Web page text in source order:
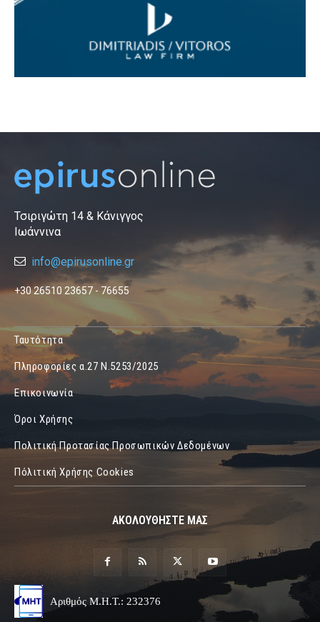
Τσιριγώτη 14 & Κάνιγγος
Ιωάννινα
info@epirusonline.gr
+30 26510 23657 - 76655
Ταυτότητα
Πληροφορίες α.27 Ν.5253/2025
Επικοινωνία
Όροι Χρήσης
Πολιτική Προτασίας Προσωπικών Δεδομένων
Πόλιτική Χρήσης Cookies
ΑΚΟΛΟΥΘΗΣΤΕ ΜΑΣ
Αριθμός Μ.Η.Τ.: 232376